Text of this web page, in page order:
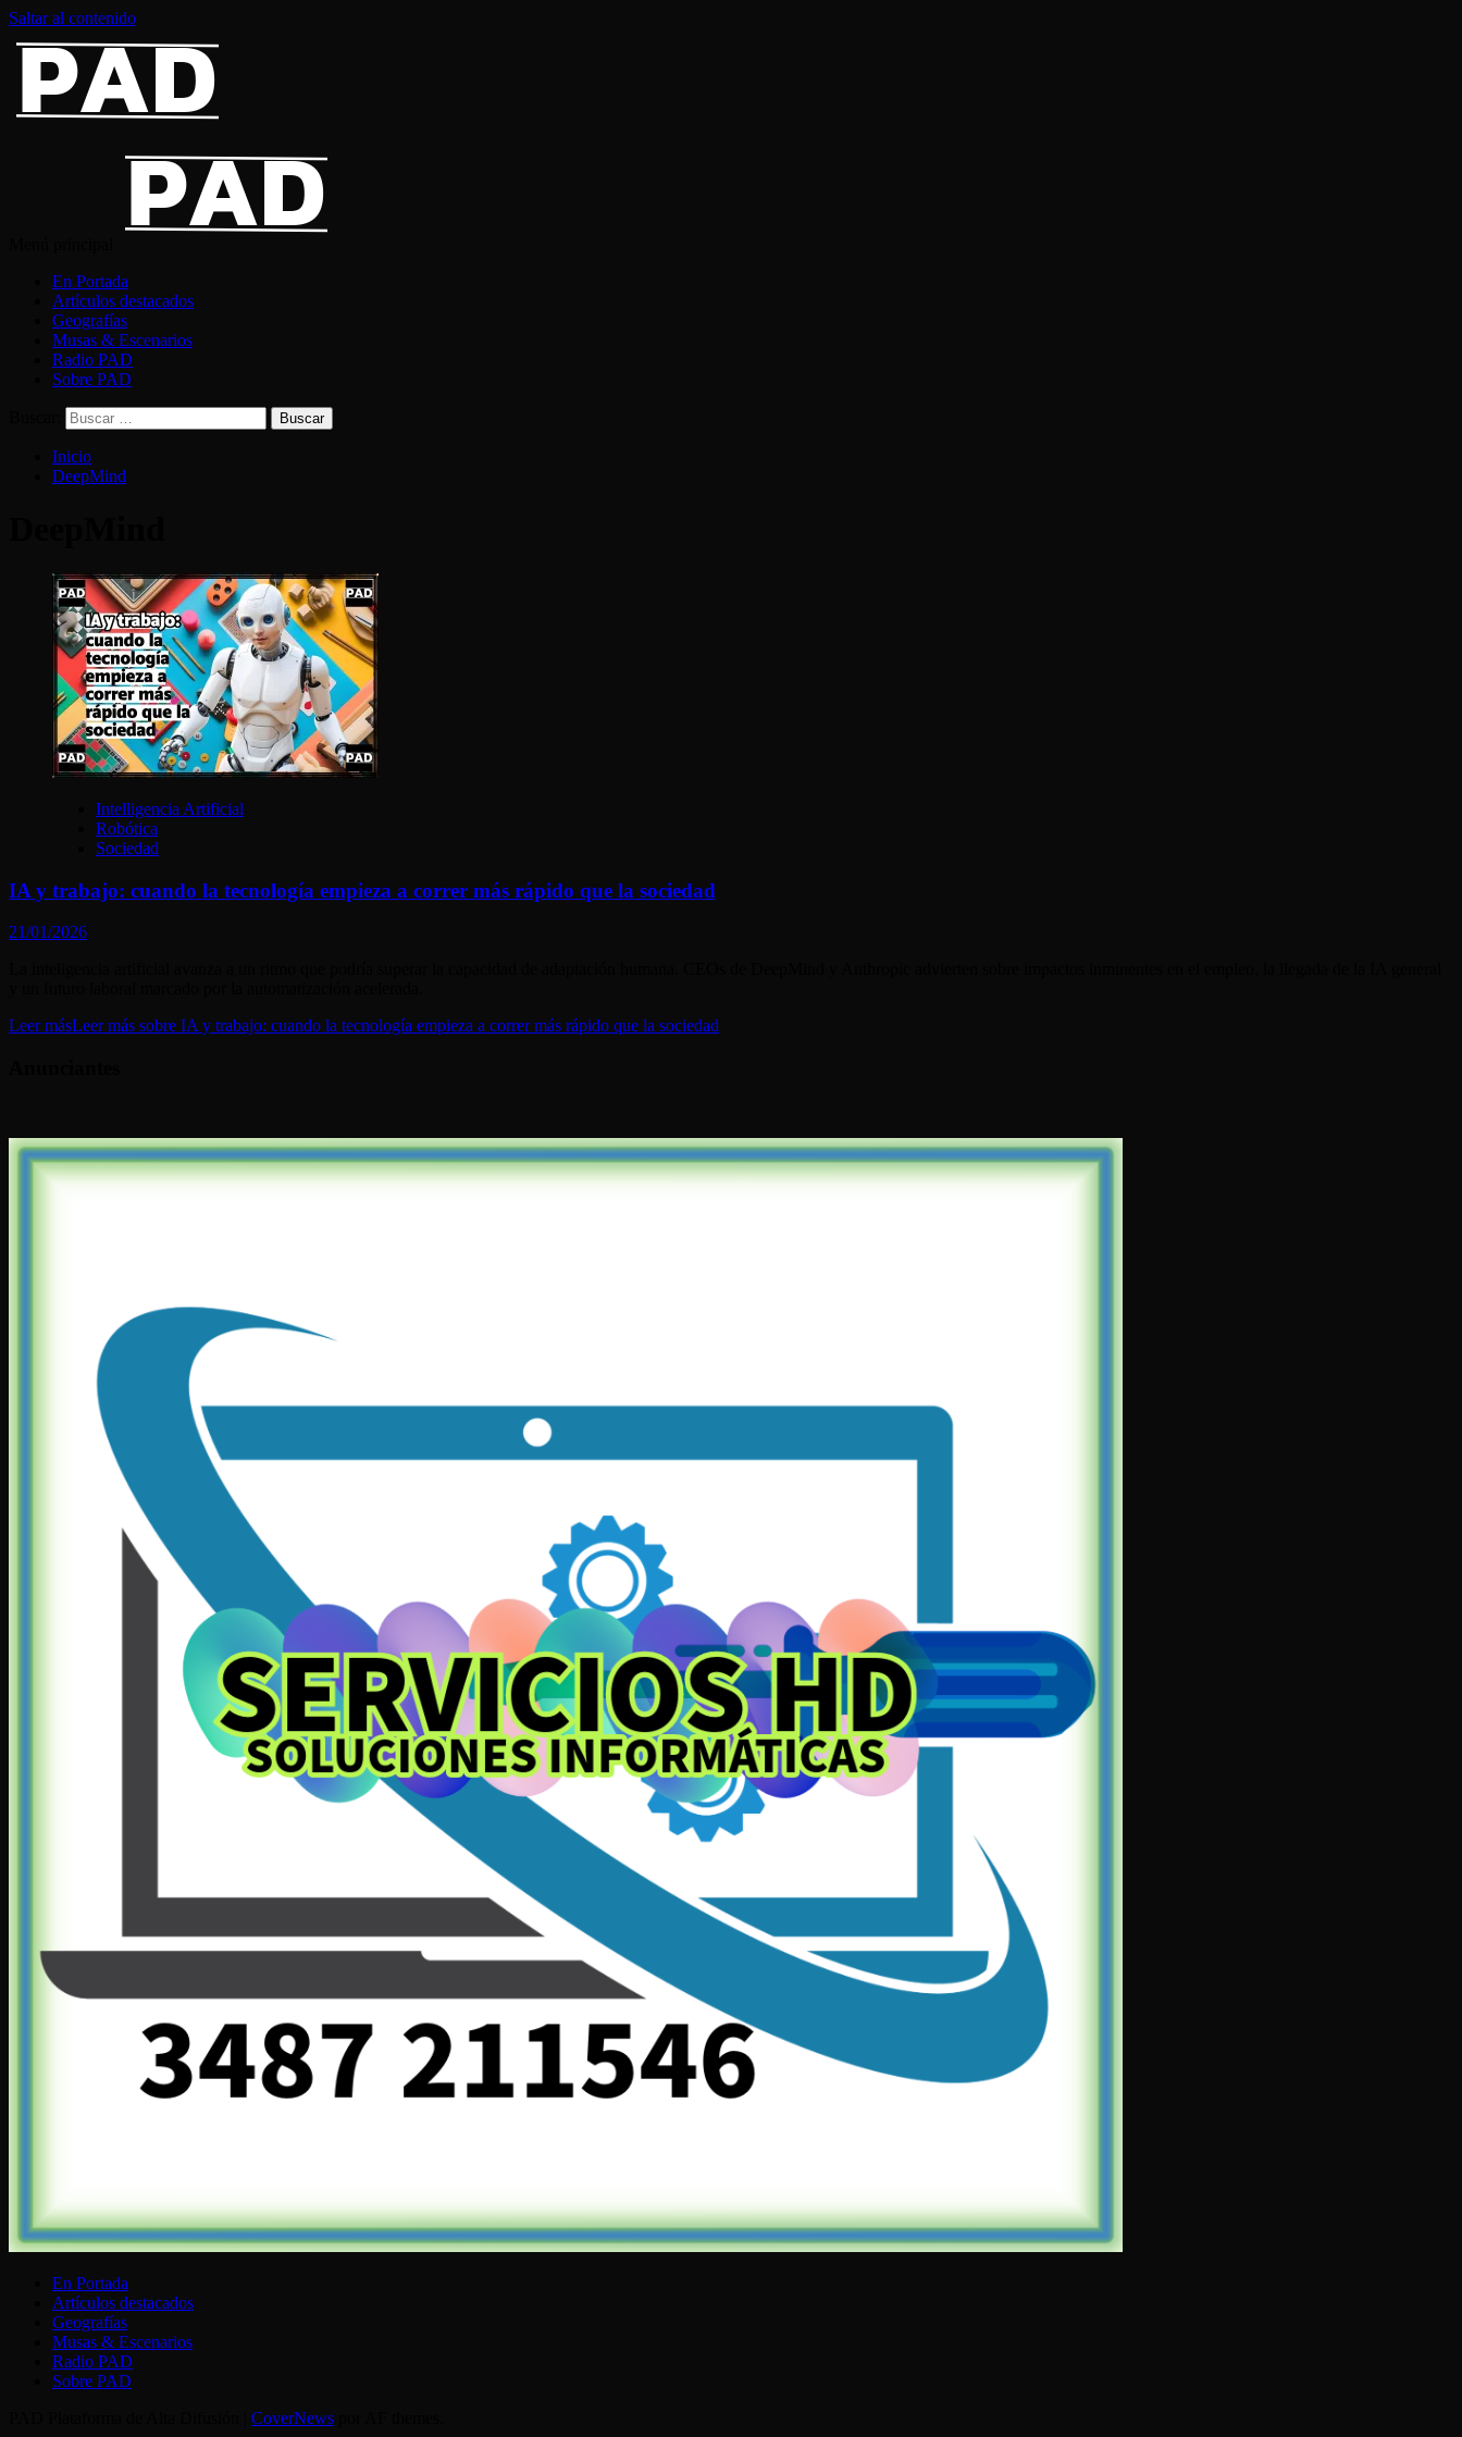
Saltar al contenido
En Portada
Artículos destacados
Geografías
Musas & Escenarios
Radio PAD
Sobre PAD
Inicio
DeepMind
Intelligencia Artificial
Robótica
Sociedad
IA y trabajo: cuando la tecnología empieza a correr más rápido que la sociedad
21/01/2026
Leer másLeer más sobre IA y trabajo: cuando la tecnología empieza a correr más rápido que la sociedad
En Portada
Artículos destacados
Geografías
Musas & Escenarios
Radio PAD
Sobre PAD
CoverNews